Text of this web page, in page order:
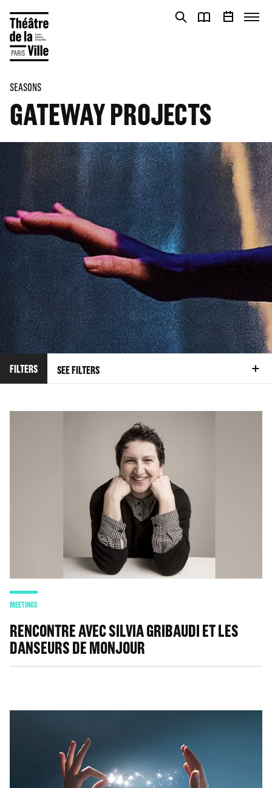
SEASONS
GATEWAY PROJECTS
FILTERS SEE FILTERS
MEETINGS
RENCONTRE AVEC SILVIA GRIBAUDI ET LES
DANSEURS DE MONJOUR